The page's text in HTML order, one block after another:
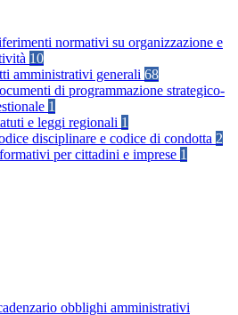
normativi su organizzazione e
10
amministrativi generali 68
di programmazione strategico-
1
e leggi regionali 1
disciplinare e codice di condotta 2
per cittadini e imprese 1
obblighi amministrativi